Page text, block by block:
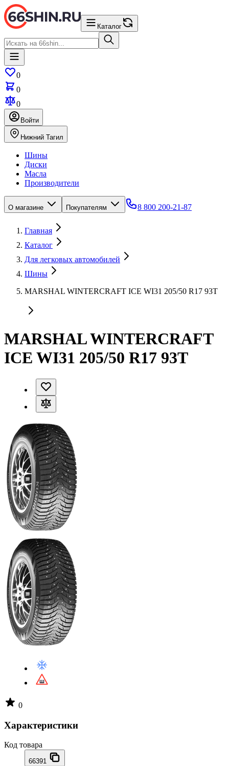
Каталог
0
0
0
Войти
Нижний Тагил
Шины
Диски
Масла
Производители
О магазине Покупателям 8 800 200-21-87
Главная
Каталог
Для легковых автомобилей
Шины
MARSHAL WINTERCRAFT ICE WI31 205/50 R17 93T
MARSHAL WINTERCRAFT
ICE WI31 205/50 R17 93T
0
Характеристики
Код товара
66391